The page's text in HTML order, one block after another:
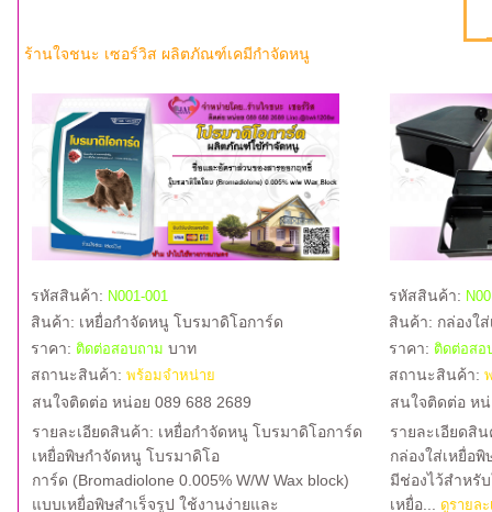
ร้านใจชนะ เซอร์วิส ผลิตภัณฑ์เคมีกำจัดหนู
รหัสสินค้า: N001-001
สินค้า: เหยื่อกำจัดหนู โบรมาดิโอการ์ด
ราคา: ติดต่อสอบถาม บาท
สถานะสินค้า: พร้อมจำหน่าย
สนใจติดต่อ หน่อย 089 688 2689
รายละเอียดสินค้า: เหยื่อกำจัดหนู โบรมาดิโอการ์ด
เหยื่อพิษกำจัดหนู โบรมาดิโอ
การ์ด (Bromadiolone 0.005% W/W Wax block)
แบบเหยื่อพิษสำเร็จรูป ใช้งานง่ายและ
รหัสสินค้า:
สินค้า: กล่องใ
ราคา: ติดต่อส
สถานะสินค้า:
สนใจติดต่อ หน่
รายละเอียดสิ
กล่องใส่เหยื่อ
มีช่องไว้สำหรั
เหยื่อ... ดูรายละ